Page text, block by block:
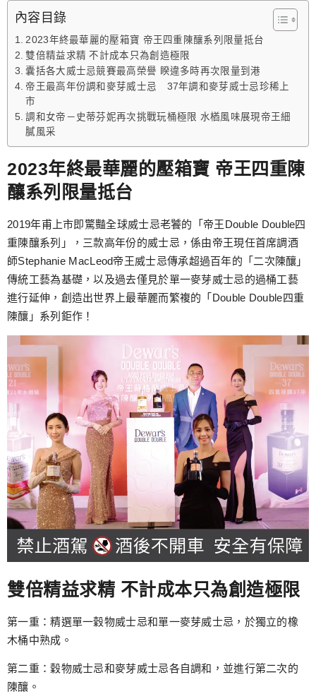
內容目錄
2023年終最華麗的壓箱寶 帝王四重陳釀系列限量抵台
雙倍精益求精 不計成本只為創造極限
囊括各大威士忌競賽最高榮譽 睽違多時再次限量到港
帝王最高年份調和麥芽威士忌 37年調和麥芽威士忌珍稀上
市
調和女帝－史蒂芬妮再次挑戰玩桶極限 水楢風味展現帝王細
膩風采
2023年終最華麗的壓箱寶 帝王四重陳
釀系列限量抵台
2019年甫上市即驚豔全球威士忌老饕的「帝王Double Double四
重陳釀系列」，三款高年份的威士忌，係由帝王現任首席調酒
師Stephanie MacLeod帝王威士忌傳承超過百年的「二次陳釀」
傳統工藝為基礎，以及過去僅見於單一麥芽威士忌的過桶工藝
進行延伸，創造出世界上最華麗而繁複的「Double Double四重
陳釀」系列鉅作！
雙倍精益求精 不計成本只為創造極限
第一重：精選單一穀物威士忌和單一麥芽威士忌，於獨立的橡
木桶中熟成。
第二重：穀物威士忌和麥芽威士忌各自調和，並進行第二次的
陳釀。